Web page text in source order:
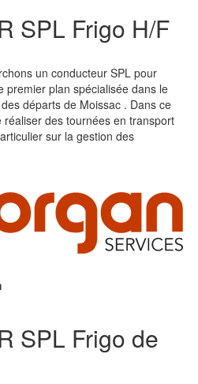
SPL Frigo H/F
un conducteur SPL pour
premier plan spécialisée dans le
départs de Moissac . Dans ce
des tournées en transport
sur la gestion des
SPL Frigo de